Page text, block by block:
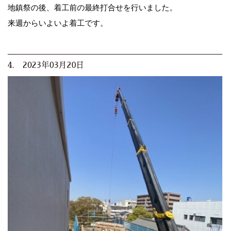
地鎮祭の後、着工前の最終打合せを行いました。
来週からいよいよ着工です。
4. 2023年03月20日